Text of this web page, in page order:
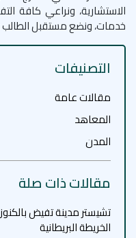
الاستشارية، ونراعي كافة
خدمات، ونضع مستقبل الطالب
التصنيفات
مقالات عامة
المعاهد
المدن
مقالات ذات صلة
تشيستر مدينة تفيض بالكنوز
الخريطة البريطانية